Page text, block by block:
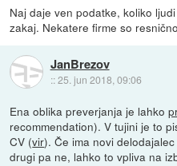
Naj daje ven podatke, koliko
zakaj. Nekatere firme so
JanBrezov
::25. jun 2018, 09:06
Ena oblika preverjanja je lahko
recommendation). V tujini je to
CV (vir). Če ima novi
drugi pa ne, lahko to vpliva na